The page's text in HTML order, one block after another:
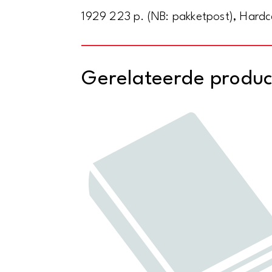
1929 223 p. (NB: pakketpost),
Gerelateerde